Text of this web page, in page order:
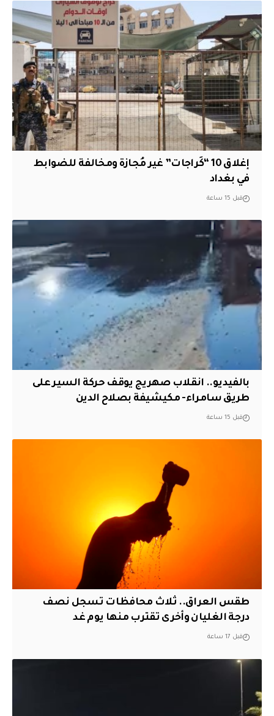
إغلاق 10 “كَراجات” غير مُجازة ومخالفة للضوابط
في بغداد
قبل 15 ساعة
بالفيديو.. انقلاب صهريج يوقف حركة السير على
طريق سامراء- مكيشيفة بصلاح الدين
قبل 15 ساعة
طقس العراق.. ثلاث محافظات تسجل نصف
درجة الغليان وأخرى تقترب منها يوم غد
قبل 17 ساعة